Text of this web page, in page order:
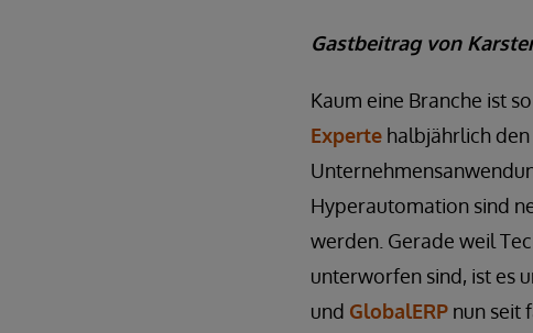
Gastbeitrag von
Kaum eine Branche ist
Experte halbjährlich
Hyperautomation sind
werden. Gerade weil
unterworfen sind, ist es
und GlobalERP nun seit